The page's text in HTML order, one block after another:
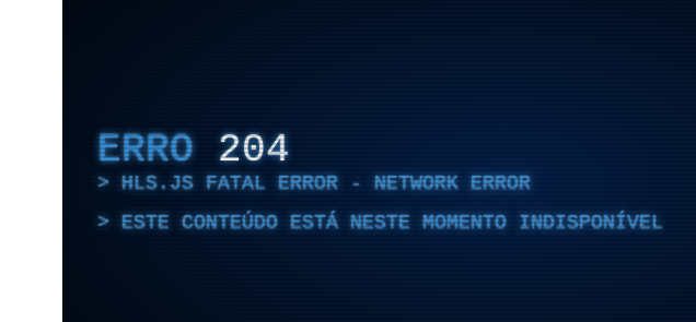
ERRO 204
HLS.JS FATAL ERROR - NETWORK ERROR
ESTE CONTEÚDO ESTÁ NESTE MOMENTO INDISPONÍVEL